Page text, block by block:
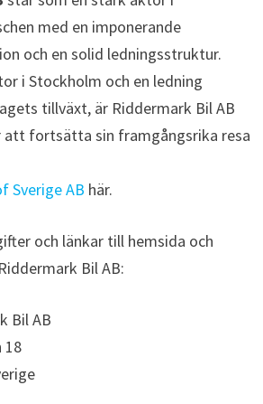
med en imponerande
och en solid ledningsstruktur.
i Stockholm och en ledning
tillväxt, är Riddermark Bil AB
fortsätta sin framgångsrika resa
Sverige AB här.
och länkar till hemsida och
Bil AB:
Bil AB
18